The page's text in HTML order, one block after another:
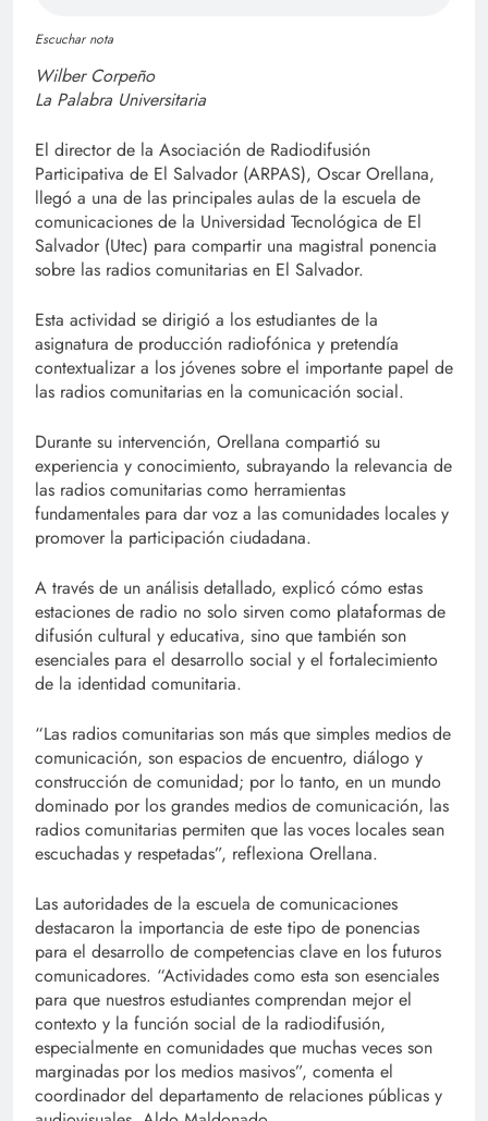
Escuchar nota
Wilber Corpeño
La Palabra Universitaria
El director de la Asociación de Radiodifusión
Participativa de El Salvador (ARPAS), Oscar Orellana,
llegó a una de las principales aulas de la escuela de
comunicaciones de la Universidad Tecnológica de El
Salvador (Utec) para compartir una magistral ponencia
sobre las radios comunitarias en El Salvador.
Esta actividad se dirigió a los estudiantes de la
asignatura de producción radiofónica y pretendía
contextualizar a los jóvenes sobre el importante papel de
las radios comunitarias en la comunicación social.
Durante su intervención, Orellana compartió su
experiencia y conocimiento, subrayando la relevancia de
las radios comunitarias como herramientas
fundamentales para dar voz a las comunidades locales y
promover la participación ciudadana.
A través de un análisis detallado, explicó cómo estas
estaciones de radio no solo sirven como plataformas de
difusión cultural y educativa, sino que también son
esenciales para el desarrollo social y el fortalecimiento
de la identidad comunitaria.
“Las radios comunitarias son más que simples medios de
comunicación, son espacios de encuentro, diálogo y
construcción de comunidad; por lo tanto, en un mundo
dominado por los grandes medios de comunicación, las
radios comunitarias permiten que las voces locales sean
escuchadas y respetadas”, reflexiona Orellana.
Las autoridades de la escuela de comunicaciones
destacaron la importancia de este tipo de ponencias
para el desarrollo de competencias clave en los futuros
comunicadores. “Actividades como esta son esenciales
para que nuestros estudiantes comprendan mejor el
contexto y la función social de la radiodifusión,
especialmente en comunidades que muchas veces son
marginadas por los medios masivos”, comenta el
coordinador del departamento de relaciones públicas y